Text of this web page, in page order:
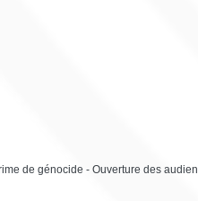
de génocide - Ouverture des